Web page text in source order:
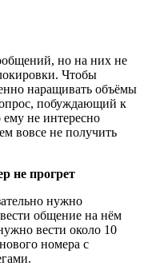
но на них не
Чтобы
наращивать объёмы
побуждающий к
ему не интересно
вовсе не получить
не прогрет
нужно
общение на нём
вести около 10
номера с